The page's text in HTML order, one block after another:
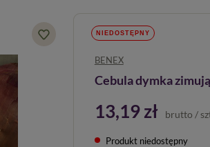
NIEDOSTĘPNY
BENEX
Cebula dymka
13,19 zł brutto /
Produkt niedostępny